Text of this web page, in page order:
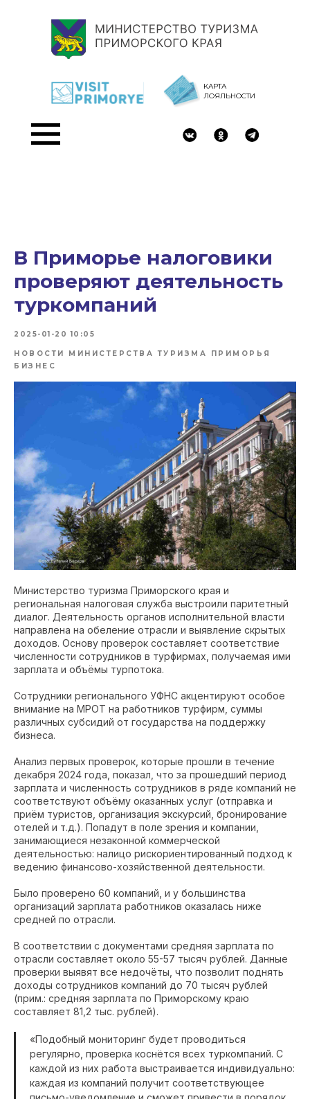
КАРТА
ЛОЯЛЬНОСТИ
В Приморье налоговики
проверяют деятельность
туркомпаний
2025-01-20 10:05
НОВОСТИ МИНИСТЕРСТВА ТУРИЗМА ПРИМОРЬЯ
БИЗНЕС
Министерство туризма Приморского края и
региональная налоговая служба выстроили паритетный
диалог. Деятельность органов исполнительной власти
направлена на обеление отрасли и выявление скрытых
доходов. Основу проверок составляет соответствие
численности сотрудников в турфирмах, получаемая ими
зарплата и объёмы турпотока.
Сотрудники регионального УФНС акцентируют особое
внимание на МРОТ на работников турфирм, суммы
различных субсидий от государства на поддержку
бизнеса.
Анализ первых проверок, которые прошли в течение
декабря 2024 года, показал, что за прошедший период
зарплата и численность сотрудников в ряде компаний не
соответствуют объёму оказанных услуг (отправка и
приём туристов, организация экскурсий, бронирование
отелей и т.д.). Попадут в поле зрения и компании,
занимающиеся незаконной коммерческой
деятельностью: налицо рискориентированный подход к
ведению финансово-хозяйственной деятельности.
Было проверено 60 компаний, и у большинства
организаций зарплата работников оказалась ниже
средней по отрасли.
В соответствии с документами средняя зарплата по
отрасли составляет около 55-57 тысяч рублей. Данные
проверки выявят все недочёты, что позволит поднять
доходы сотрудников компаний до 70 тысяч рублей
(прим.: средняя зарплата по Приморскому краю
составляет 81,2 тыс. рублей).
«Подобный мониторинг будет проводиться
регулярно, проверка коснётся всех туркомпаний. С
каждой из них работа выстраивается индивидуально:
каждая из компаний получит соответствующее